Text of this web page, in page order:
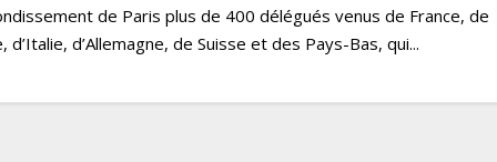
de Paris plus de 400 délégués venus de France, de
d’Italie, d’Allemagne, de Suisse et des Pays-Bas, qui...